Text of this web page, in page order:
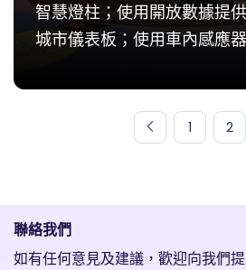
智慧燈柱；使用開放數據提
城市儀表板；使用車內感應
計劃」；懲教署的「智慧監
派後指引系統；入...
1 2
聯絡我們
如有任何意見及建議，歡迎向我們提